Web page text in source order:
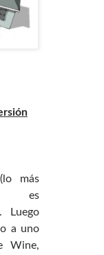
más
Luego
a uno
Wine,